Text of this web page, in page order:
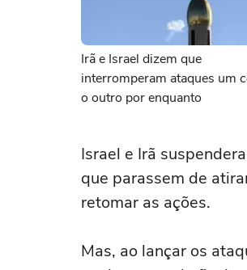
Irã e Israel dizem que
interromperam ataques um
o outro por enquanto
Israel e Irã
que parassem de
‌retomar as ações.
Mas, ao lançar os